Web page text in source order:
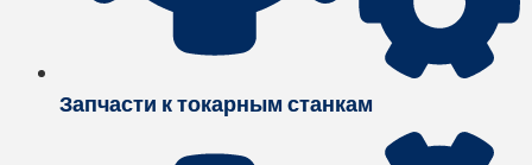
Запчасти к токарным станкам